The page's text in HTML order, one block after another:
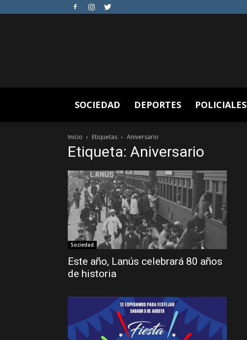
SOCIEDAD DEPORTES POLICIALES
Inicio Etiquetas Aniversario
Etiqueta: Aniversario
Sociedad
Este año, Lanús celebrará 80 años
de historia